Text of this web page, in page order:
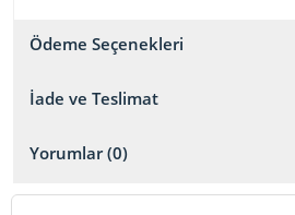
Ödeme Seçenekleri
İade ve Teslimat
Yorumlar (0)